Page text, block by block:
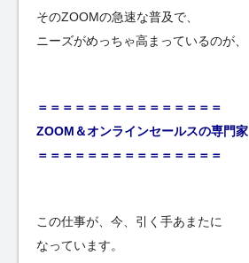
そのZOOMの急速な普及で、
ニーズがめっちゃ高まっているのが、
＝＝＝＝＝＝＝＝＝＝＝＝＝＝＝
ZOOM＆オンラインセールスの専門家
＝＝＝＝＝＝＝＝＝＝＝＝＝＝＝
この仕事が、今、引く手あまたに
なっています。